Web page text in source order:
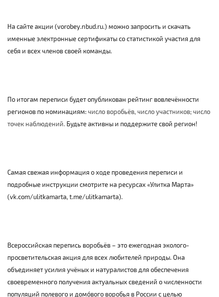
На сайте акции (vorobey.nbud.ru.) можно запросить и скачать
именные электронные сертификаты со статистикой участия для
себя и всех членов своей команды.
По итогам переписи будет опубликован рейтинг вовлечённости
регионов по номинациям: число воробьёв, число участников; число
точек наблюдений. Будьте активны и поддержите свой регион!
Самая свежая информация о ходе проведения переписи и
подробные инструкции смотрите на ресурсах «Улитка Марта»
(vk.com/ulitkamarta, t.me/ulitkamarta).
Всероссийская перепись воробьёв – это ежегодная эколого-
просветительская акция для всех любителей природы. Она
объединяет усилия учёных и натуралистов для обеспечения
своевременного получения актуальных сведений о численности
популяций полевого и домóвого воробья в России с целью